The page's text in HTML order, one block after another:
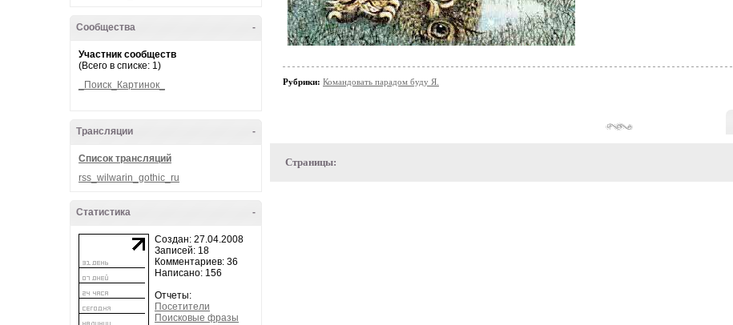
-
Сообщества
Участник сообществ
(Всего в списке: 1)
_Поиск_Картинок_
-
Трансляции
Список трансляций
rss_wilwarin_gothic_ru
-
Статистика
Создан: 27.04.2008
Записей: 18
Комментариев: 36
Написано: 156
Отчеты:
Посетители
Поисковые фразы
Рубрики: Командовать парадом буду Я.
Страницы: